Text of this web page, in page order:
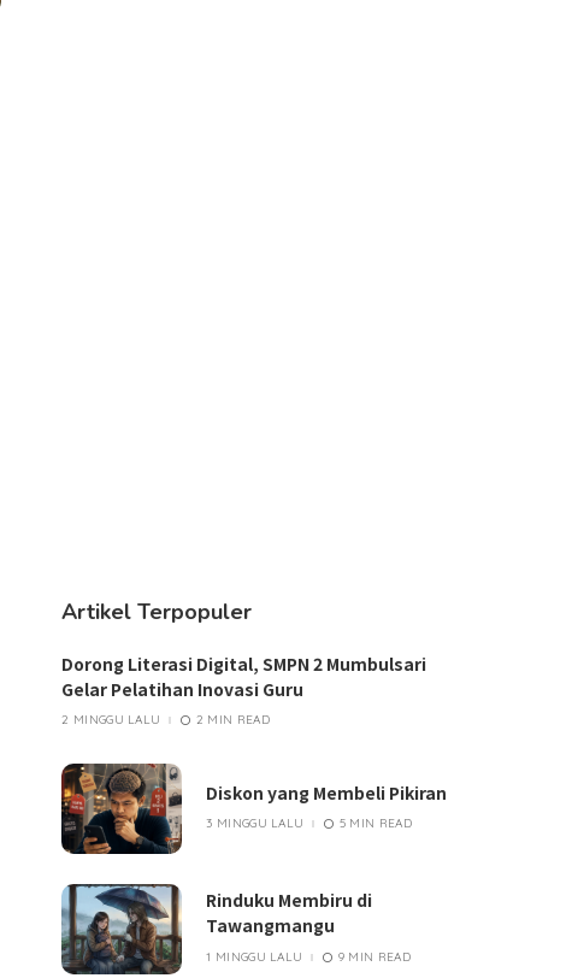
Artikel Terpopuler
Dorong Literasi Digital, SMPN 2 Mumbulsari
Gelar Pelatihan Inovasi Guru
2 MINGGU LALU 2 MIN READ
Diskon yang Membeli Pikiran
3 MINGGU LALU 5 MIN READ
Rinduku Membiru di
Tawangmangu
1 MINGGU LALU 9 MIN READ